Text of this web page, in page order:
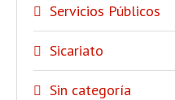
Servicios Públicos
Sicariato
Sin categoría